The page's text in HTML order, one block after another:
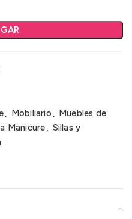
, Mobiliario , Muebles de
Manicure, Sillas y